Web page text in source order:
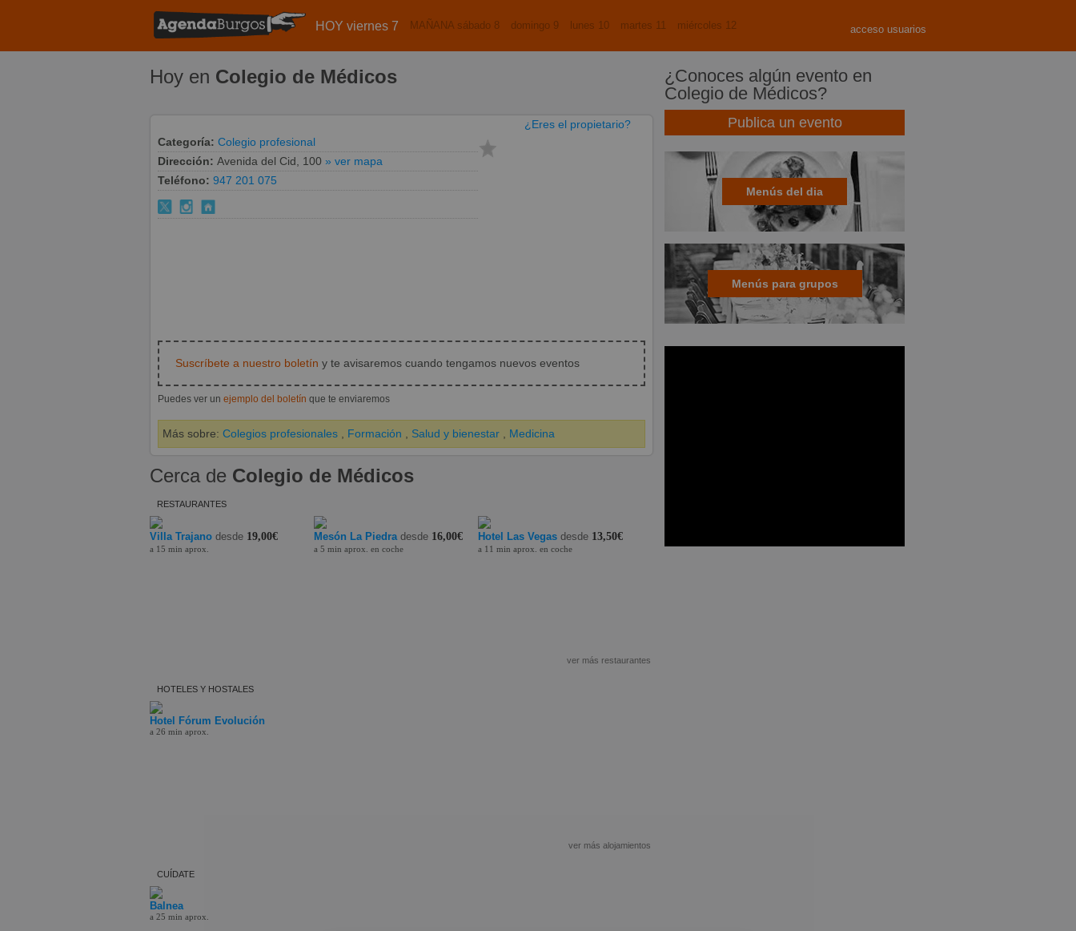
acceso usuarios
HOY viernes 7 MAÑANA sábado 8 domingo 9 lunes 10 martes 11 miércoles 12
Hoy en Colegio de Médicos
¿Eres el propietario?
Categoría: Colegio profesional
Dirección: Avenida del Cid, 100 » ver mapa
Teléfono: 947 201 075
Suscríbete a nuestro boletín y te avisaremos cuando tengamos nuevos eventos
Puedes ver un ejemplo del boletín que te enviaremos
Más sobre: Colegios profesionales Formación Salud y bienestar Medicina
Cerca de Colegio de Médicos
RESTAURANTES
Villa Trajano desde 19,00€
a 15 min aprox.
Mesón La Piedra desde 16,00€
a 5 min aprox. en coche
Hotel Las Vegas desde 13,50€
a 11 min aprox. en coche
ver más restaurantes
HOTELES Y HOSTALES
Hotel Fórum Evolución
a 26 min aprox.
ver más alojamientos
CUÍDATE
Balnea
a 25 min aprox.
¿Conoces algún evento en
Colegio de Médicos?
Publica un evento
Menús del dia
Menús para grupos